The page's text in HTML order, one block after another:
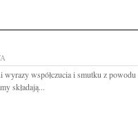
współczucia i smutku z powodu
składają...